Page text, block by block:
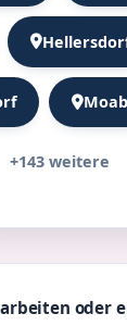
+143 weitere
oder